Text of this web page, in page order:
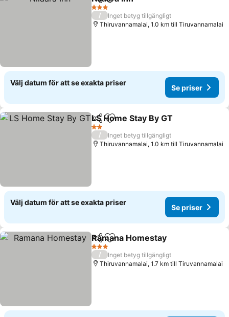
Dela Lägg till i Mina Favoriter
3 Stjärnor
/
Inget betyg tillgängligt
Thiruvannamalai, 1.0 km till Tiruvannamalai
Välj datum för att se exakta priser
Se priser
Dela Lägg till i Mina Favoriter
LS Home Stay By GT
2 Stjärnor
/
Inget betyg tillgängligt
Thiruvannamalai, 1.0 km till Tiruvannamalai
Välj datum för att se exakta priser
Se priser
Dela Lägg till i Mina Favoriter
Ramana Homestay
3 Stjärnor
/
Inget betyg tillgängligt
Thiruvannamalai, 1.7 km till Tiruvannamalai